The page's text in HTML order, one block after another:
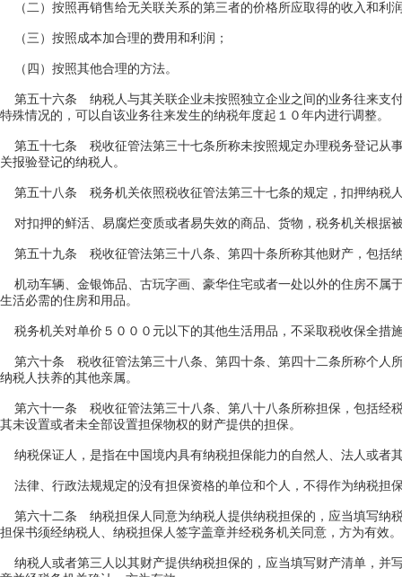
（二）按照再销售给无关联关系的第三者的价格所应取得的收入和利
（三）按照成本加合理的费用和利润；
（四）按照其他合理的方法。
第五十六条 纳税人与其关联企业未按照独立企业之间的业务往来支
特殊情况的，可以自该业务往来发生的纳税年度起１０年内进行调整。
第五十七条 税收征管法第三十七条所称未按照规定办理税务登记从
关报验登记的纳税人。
第五十八条 税务机关依照税收征管法第三十七条的规定，扣押纳税
对扣押的鲜活、易腐烂变质或者易失效的商品、货物，税务机关根据
第五十九条 税收征管法第三十八条、第四十条所称其他财产，包括
机动车辆、金银饰品、古玩字画、豪华住宅或者一处以外的住房不属
生活必需的住房和用品。
税务机关对单价５０００元以下的其他生活用品，不采取税收保全措
第六十条 税收征管法第三十八条、第四十条、第四十二条所称个人
纳税人扶养的其他亲属。
第六十一条 税收征管法第三十八条、第八十八条所称担保，包括经
其未设置或者未全部设置担保物权的财产提供的担保。
纳税保证人，是指在中国境内具有纳税担保能力的自然人、法人或者
法律、行政法规规定的没有担保资格的单位和个人，不得作为纳税担
第六十二条 纳税担保人同意为纳税人提供纳税担保的，应当填写纳
担保书须经纳税人、纳税担保人签字盖章并经税务机关同意，方为有效。
纳税人或者第三人以其财产提供纳税担保的，应当填写财产清单，并